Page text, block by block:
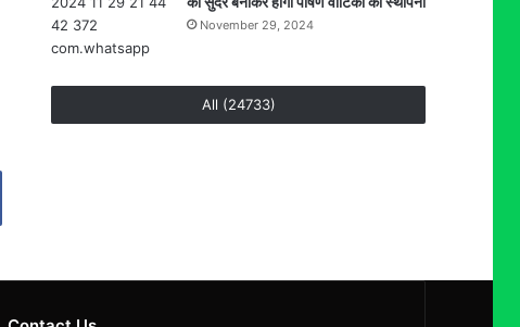
November 29, 2024
All (24733)